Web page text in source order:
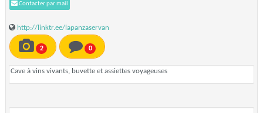
Contacter par mail
http://linktr.ee/lapanzaservan
2 0
Cave à vins vivants, buvette et assiettes voyageuses